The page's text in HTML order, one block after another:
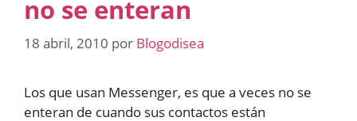
no se enteran
18 abril, 2010 por Blogodisea
Los que usan Messenger, es que a veces no se
enteran de cuando sus contactos están